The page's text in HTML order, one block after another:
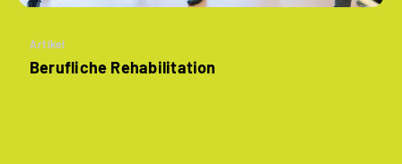
Artikel
Berufliche Rehabilitation